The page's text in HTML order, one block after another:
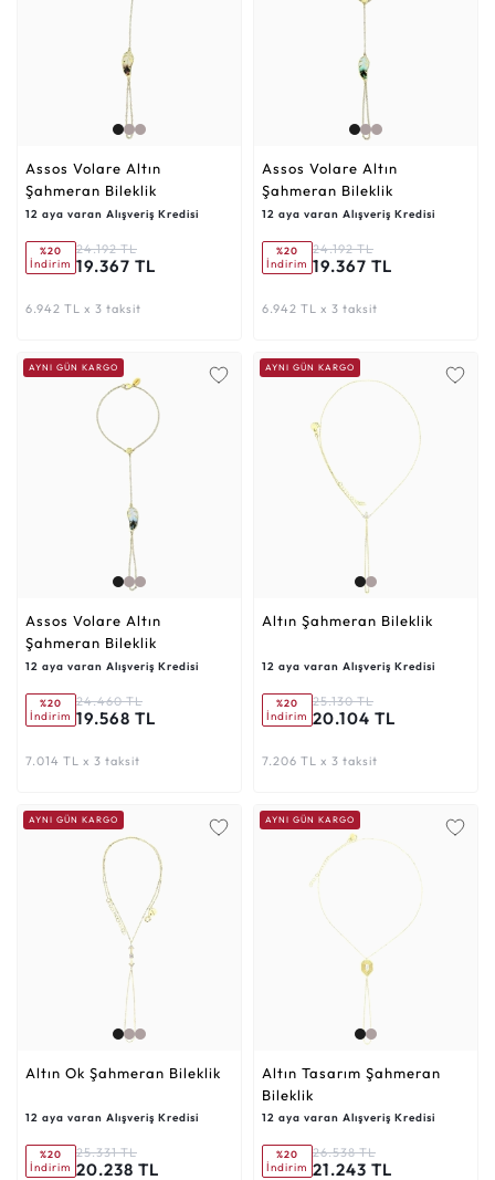
Assos Volare Altın
Şahmeran Bileklik
12 aya varan Alışveriş Kredisi
%20
İndirim
24.192 TL
19.367 TL
6.942 TL x 3 taksit
Assos Volare Altın
Şahmeran Bileklik
12 aya varan Alışveriş Kredisi
%20
İndirim
24.192 TL
19.367 TL
6.942 TL x 3 taksit
AYNI GÜN KARGO
Assos Volare Altın
Şahmeran Bileklik
12 aya varan Alışveriş Kredisi
%20
İndirim
24.460 TL
19.568 TL
7.014 TL x 3 taksit
AYNI GÜN KARGO
Altın Şahmeran Bileklik
12 aya varan Alışveriş Kredisi
%20
İndirim
25.130 TL
20.104 TL
7.206 TL x 3 taksit
AYNI GÜN KARGO
Altın Ok Şahmeran Bileklik
12 aya varan Alışveriş Kredisi
%20
İndirim
25.331 TL
20.238 TL
AYNI GÜN KARGO
Altın Tasarım Şahmeran
Bileklik
12 aya varan Alışveriş Kredisi
%20
İndirim
26.538 TL
21.243 TL